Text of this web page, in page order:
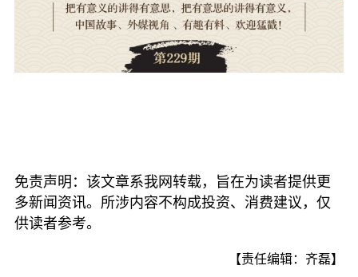
免责声明：该文章系我网转载，旨在为读者提供更
多新闻资讯。所涉内容不构成投资、消费建议，仅
供读者参考。
【责任编辑：齐磊】